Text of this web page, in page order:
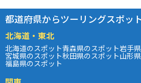
都道府県からツーリングスポッ
北海道・東北
北海道のスポット青森県のスポット岩手
宮城県のスポット秋田県のスポット山形
福島県のスポット